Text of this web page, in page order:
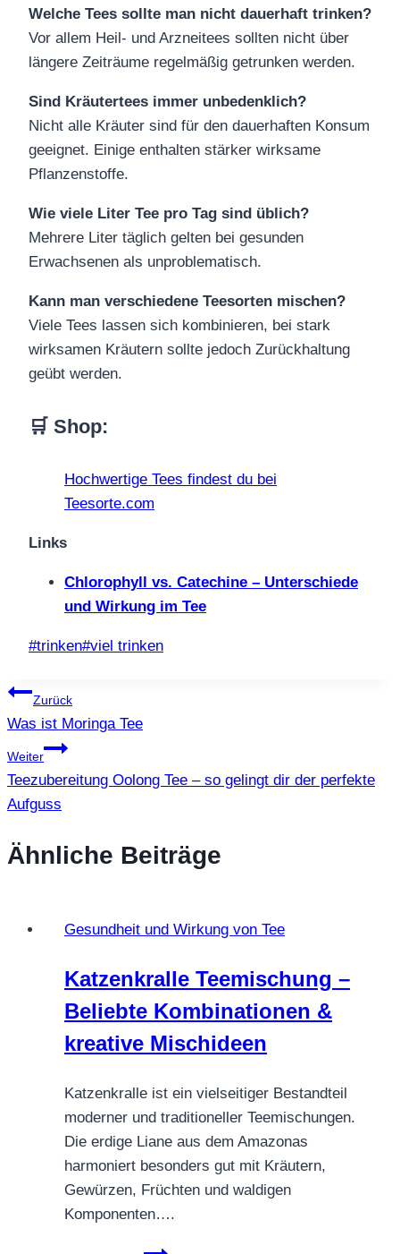
Welche Tees sollte man nicht dauerhaft trinken?
Vor allem Heil- und Arzneitees sollten nicht über
längere Zeiträume regelmäßig getrunken werden.
Sind Kräutertees immer unbedenklich?
Nicht alle Kräuter sind für den dauerhaften Konsum
geeignet. Einige enthalten stärker wirksame
Pflanzenstoffe.
Wie viele Liter Tee pro Tag sind üblich?
Mehrere Liter täglich gelten bei gesunden
Erwachsenen als unproblematisch.
Kann man verschiedene Teesorten mischen?
Viele Tees lassen sich kombinieren, bei stark
wirksamen Kräutern sollte jedoch Zurückhaltung
geübt werden.
🛒 Shop:
Hochwertige Tees findest du bei
Teesorte.com
Links
Chlorophyll vs. Catechine – Unterschiede
und Wirkung im Tee
Schlagworte:
#trinken#viel trinken
Beitragsnavigation
Zurück
Was ist Moringa Tee
Weiter
Teezubereitung Oolong Tee – so gelingt dir der perfekte
Aufguss
Ähnliche Beiträge
Gesundheit und Wirkung von Tee
Katzenkralle Teemischung –
Beliebte Kombinationen &
kreative Mischideen
Katzenkralle ist ein vielseitiger Bestandteil
moderner und traditioneller Teemischungen.
Die erdige Liane aus dem Amazonas
harmoniert besonders gut mit Kräutern,
Gewürzen, Früchten und waldigen
Komponenten….